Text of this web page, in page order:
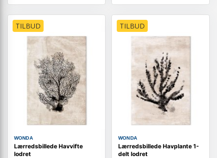
TILBUD
WONDA
Lærredsbillede Havvifte
lodret
TILBUD
WONDA
Lærredsbillede Havplante 1-
delt lodret